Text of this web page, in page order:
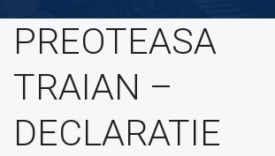
PREOTEASA
TRAIAN –
DECLARATIE